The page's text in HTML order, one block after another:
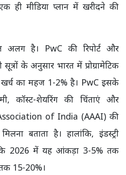
ही मीडिया प्लान में खरीदने की
अलग है। PwC की रिपोर्ट और
के अनुसार भारत में प्रोग्रामेटिक
खर्च का महज 1-2% है। PwC इसके
कॉस्ट-शेयरिंग की चिंताएं और
of India (AAAI) की
बताता है। हालांकि, इंडस्ट्री
2026 में यह आंकड़ा 3-5% तक
15-20%।